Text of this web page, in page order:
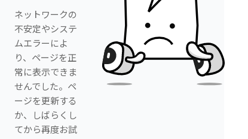
ネットワークの
不安定やシステ
ムエラーによ
り、ページを正
常に表示できま
せんでした。ペ
ージを更新する
か、しばらくし
てから再度お試